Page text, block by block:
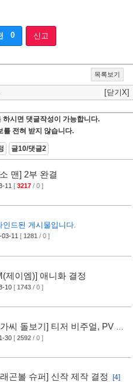
0 신고
목록보기
[닫기X]
하시면 댓글작성이 가능합니다.
를 전혀 받지 않습니다.
글10/댓글2
맨] 2부 완결
11 [ 3217 / 0 ]
인드된 게시물입니다.
03-11 [ 1281 / 0 ]
제이엠)] 애니화 결정
10 [ 1743 / 0 ]
씨 돌보기] 티저 비주얼, PV 공
30 [ 2592 / 0 ]
곤볼 슈퍼] 신작 제작 결정 [4]